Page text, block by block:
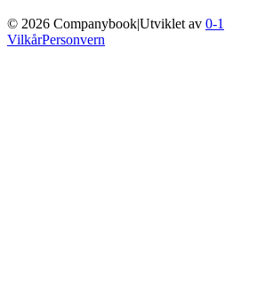
© 2026 Companybook|Utviklet av 0-1
VilkårPersonvern